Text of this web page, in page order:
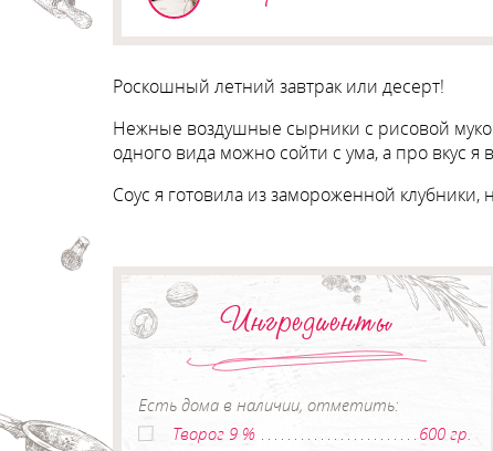
Роскошный летний завтрак или десерт!
Нежные воздушные сырники с рисовой
одного вида можно сойти с ума, а про вкус я
Соус я готовила из замороженной
Ингредиенты
Есть дома в наличии, отметить:
Творог 9 %
600 гр.